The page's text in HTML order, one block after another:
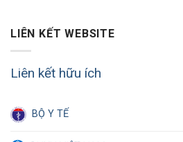
LIÊN KẾT WEBSITE
Liên kết hữu ích
BỘ Y TẾ